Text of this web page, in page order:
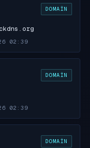
DOMAIN
02:39
DOMAIN
02:39
DOMAIN